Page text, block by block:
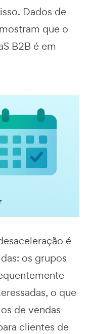
Dados de
que o
B2B é em
é
os grupos
o que
de vendas
clientes de